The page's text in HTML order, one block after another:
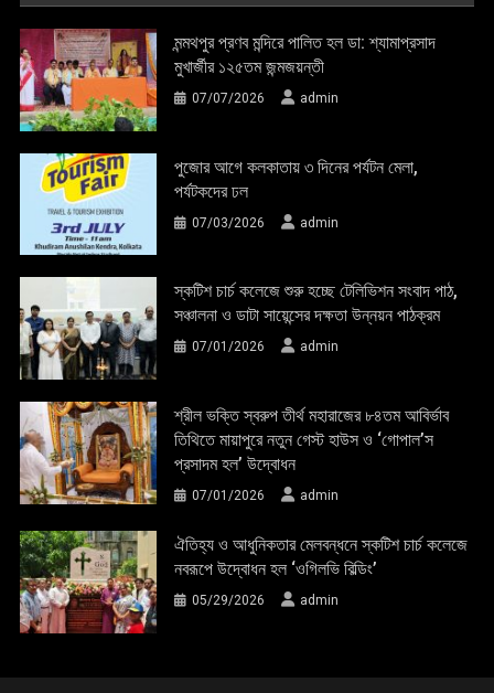
মন্মথপুর প্রণব মন্দিরে পালিত হল ডা: শ্যামাপ্রসাদ
মুখার্জীর ১২৫তম জন্মজয়ন্তী
07/07/2026 admin
পুজোর আগে কলকাতায় ৩ দিনের পর্যটন মেলা,
পর্যটকদের ঢল
07/03/2026 admin
স্কটিশ চার্চ কলেজে শুরু হচ্ছে টেলিভিশন সংবাদ পাঠ,
সঞ্চালনা ও ডাটা সায়েন্সের দক্ষতা উন্নয়ন পাঠক্রম
07/01/2026 admin
শ্রীল ভক্তি স্বরুপ তীর্থ মহারাজের ৮৪তম আবির্ভাব
তিথিতে মায়াপুরে নতুন গেস্ট হাউস ও ‘গোপাল’স
প্রসাদম হল’ উদ্বোধন
07/01/2026 admin
ঐতিহ্য ও আধুনিকতার মেলবন্ধনে স্কটিশ চার্চ কলেজে
নবরূপে উদ্বোধন হল ‘ওগিলভি বিল্ডিং’
05/29/2026 admin